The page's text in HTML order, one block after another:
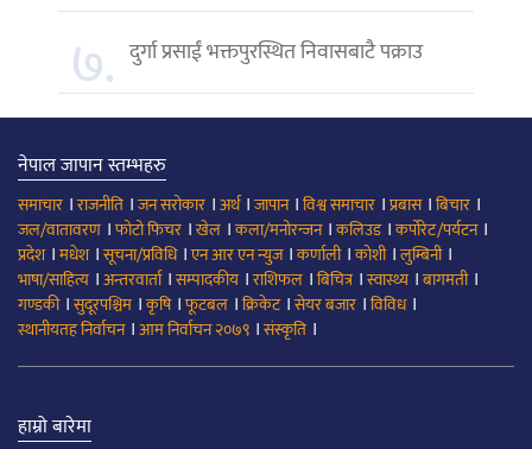
७. दुर्गा प्रसाईं भक्तपुरस्थित निवासबाटै पक्राउ
नेपाल जापान स्तम्भहरु
समाचार ।राजनीति ।जन सरोकार ।अर्थ।जापान।विश्व समाचार ।प्रबास।बिचार ।
जल/वातावरण ।फोटो फिचर ।खेल ।कला/मनोरन्जन।कलिउड।कर्पोरेट/पर्यटन।
प्रदेश।मधेश।सूचना/प्रविधि।एन आर एन न्युज।कर्णाली।कोशी।लुम्बिनी।
भाषा/साहित्य ।अन्तरवार्ता।सम्पादकीय ।राशिफल ।बिचित्र।स्वास्थ्य ।बागमती।
गण्डकी।सुदूरपश्चिम ।कृषि।फूटबल ।क्रिकेट।सेयर बजार ।विविध।
स्थानीयतह निर्वाचन।आम निर्वाचन २०७९ ।संस्कृति ।
हाम्रो बारेमा